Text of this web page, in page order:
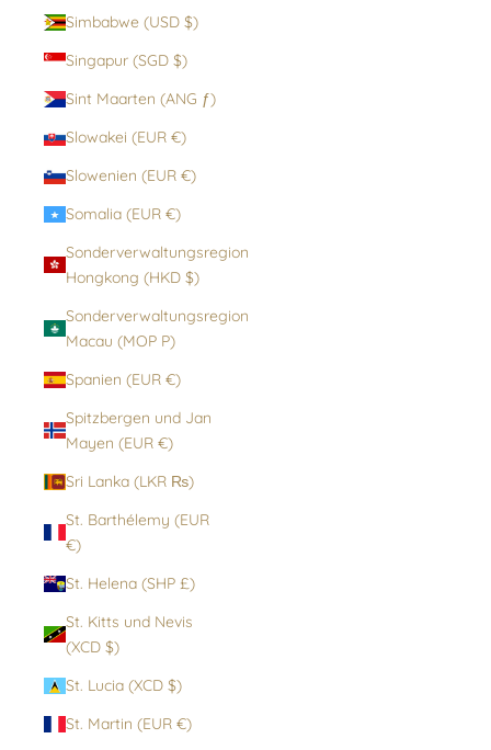
Simbabwe (USD $)
Singapur (SGD $)
Sint Maarten (ANG ƒ)
Slowakei (EUR €)
Slowenien (EUR €)
Somalia (EUR €)
Sonderverwaltungsregion
Hongkong (HKD $)
Sonderverwaltungsregion
Macau (MOP P)
Spanien (EUR €)
Spitzbergen und Jan
Mayen (EUR €)
Sri Lanka (LKR ₨)
St. Barthélemy (EUR
€)
St. Helena (SHP £)
St. Kitts und Nevis
(XCD $)
St. Lucia (XCD $)
St. Martin (EUR €)